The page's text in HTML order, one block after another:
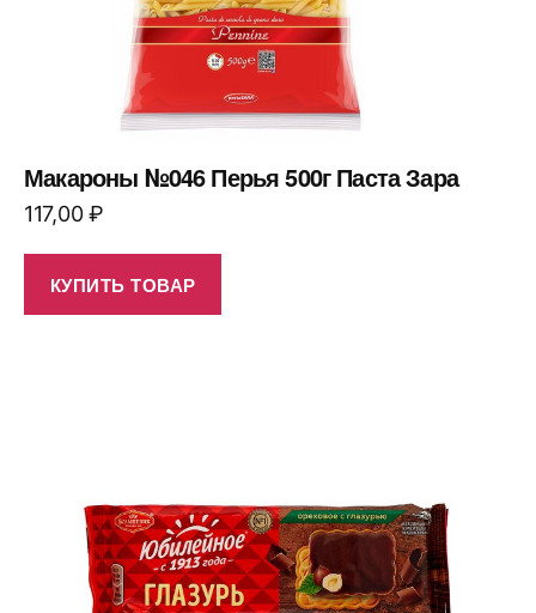
Макароны №046 Перья 500г Паста Зара
117,00₽
КУПИТЬ ТОВАР